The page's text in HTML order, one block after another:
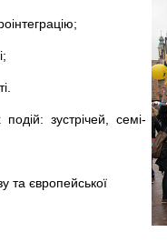
зустрічей, семі-
та європейської